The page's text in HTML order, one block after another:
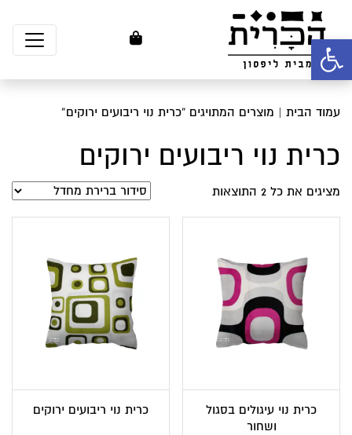
פתח סרגל נגישות
עמוד הבית | מוצרים המתויגים “כרית נוי ריבועים ירוקים”
כרית נוי ריבועים ירוקים
מציגים את כל ⁦2⁩ התוצאות
כרית נוי עיגולים בסגול
ושחור
כרית נוי ריבועים ירוקים